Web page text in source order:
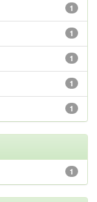
1
1
1
1
1
1